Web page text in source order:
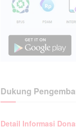
Dukung
Detail Informasi